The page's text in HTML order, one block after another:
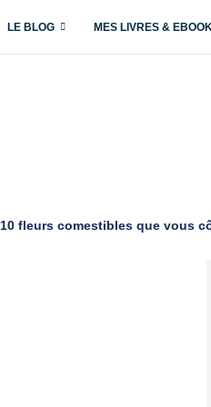
LE BLOG MES LIVRES &
10 fleurs comestibles que vous